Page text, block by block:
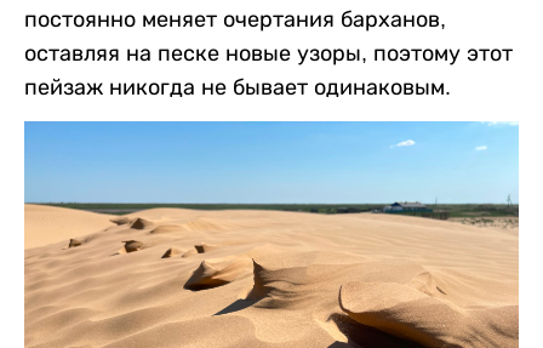
постоянно меняет очертания барханов,
оставляя на песке новые узоры, поэтому этот
пейзаж никогда не бывает одинаковым.